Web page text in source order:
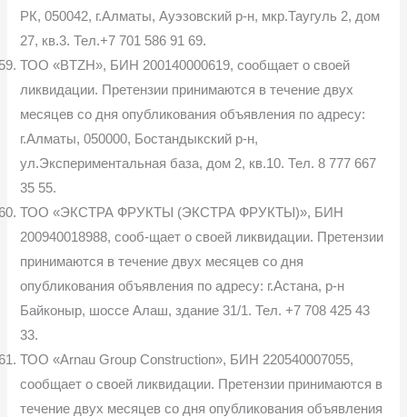
РК, 050042, г.Алматы, Aуэзовский р-н, мкр.Таугуль 2, дом
27, кв.3. Тел.+7 701 586 91 69.
ТОО «BTZH», БИН 200140000619, сообщает о своей
ликвидации. Претензии принимаются в течение двух
месяцев со дня опубликования объявления по адресу:
г.Алматы, 050000, Бостандыкский р-н,
ул.Экспериментальная база, дом 2, кв.10. Тел. 8 777 667
35 55.
ТОО «ЭКСТРА ФРУКТЫ (ЭКСТРА ФРУКТЫ)», БИН
200940018988, сооб-щает о своей ликвидации. Претензии
принимаются в течение двух месяцев со дня
опубликования объявления по адресу: г.Астана, р-н
Байконыр, шоссе Алаш, здание 31/1. Тел. +7 708 425 43
33.
ТОО «Arnau Group Construction», БИН 220540007055,
сообщает о своей ликвидации. Претензии принимаются в
течение двух месяцев со дня опубликования объявления